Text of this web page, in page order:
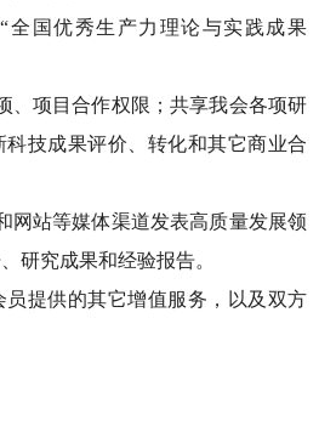
全国优秀生产力理论与实践成果
、项目合作权限；共享我会各项研
技成果评价、转化和其它商业合
网站等媒体渠道发表高质量发展领
研究成果和经验报告。
员提供的其它增值服务，以及双方